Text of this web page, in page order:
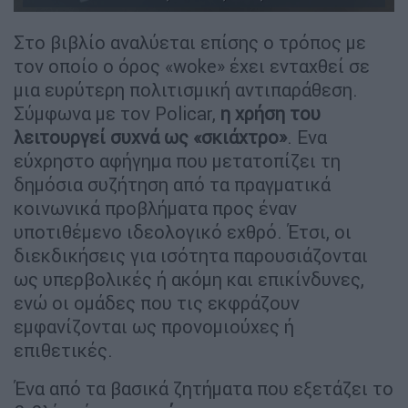
Στο βιβλίο αναλύεται επίσης ο τρόπος με
τον οποίο ο όρος «woke» έχει ενταχθεί σε
μια ευρύτερη πολιτισμική αντιπαράθεση.
Σύμφωνα με τον Policar, η χρήση του
λειτουργεί συχνά ως «σκιάχτρο». Eνα
εύχρηστο αφήγημα που μετατοπίζει τη
δημόσια συζήτηση από τα πραγματικά
κοινωνικά προβλήματα προς έναν
υποτιθέμενο ιδεολογικό εχθρό. Έτσι, οι
διεκδικήσεις για ισότητα παρουσιάζονται
ως υπερβολικές ή ακόμη και επικίνδυνες,
ενώ οι ομάδες που τις εκφράζουν
εμφανίζονται ως προνομιούχες ή
επιθετικές.
Ένα από τα βασικά ζητήματα που εξετάζει το